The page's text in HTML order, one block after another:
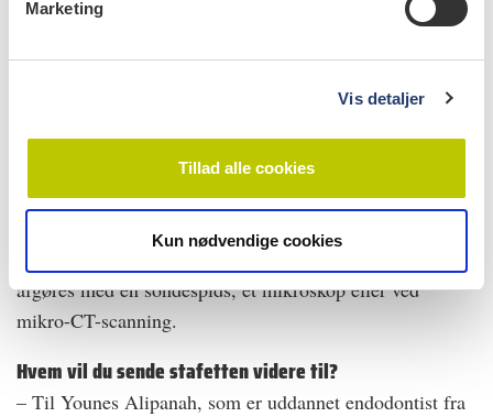
Marketing
Vis detaljer
Tillad alle cookies
Kun nødvendige cookies
jeg har da bemærket, at den tiltagende brug af digitale
aftryk er i gang med at overflødiggøre modelsystemer.
Har du andre idéer til nye opfindelser/ opdagelser?
– Jeg holder mig foreløbig til obliterationer og er i gang
med at indsamle ekstraherede tænder for at få et indtryk
af, hvor hyppigt at tilsyneladende oblitererede rodkanaler
i virkeligheden er oblitererede. Det praktiske
afgøres med en sondespids, et mikroskop eller ved
mikro-CT-scanning.
Hvem vil du sende stafetten videre til?
– Til Younes Alipanah, som er uddannet endodontist fra